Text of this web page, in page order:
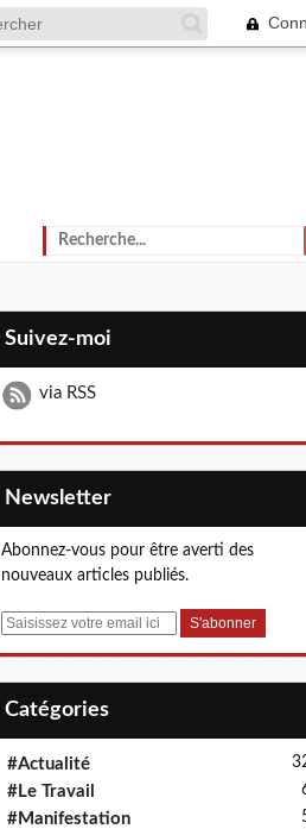
Suivez-moi
via RSS
Newsletter
Abonnez-vous pour être averti des
nouveaux articles publiés.
E
Catégories
#Actualité
#Le Travail
#Manifestation